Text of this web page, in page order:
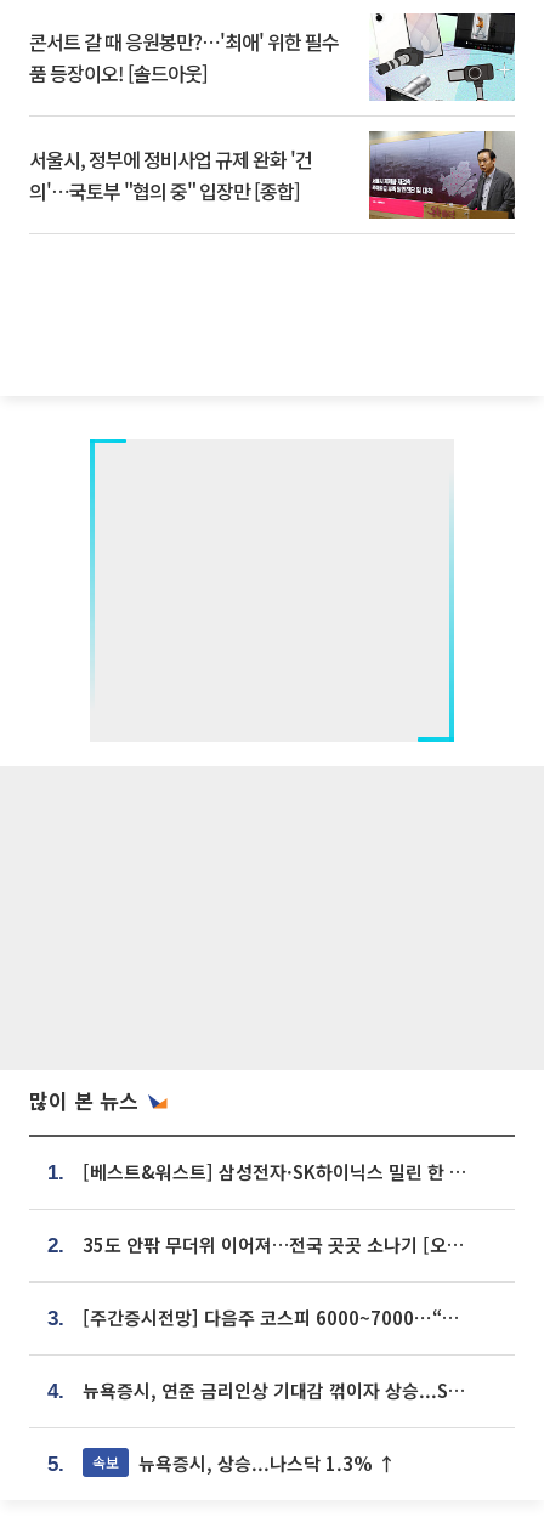
콘서트 갈 때 응원봉만?⋯'최애' 위한 필수
품 등장이오! [솔드아웃]
서울시, 정부에 정비사업 규제 완화 '건
의'⋯국토부 "협의 중" 입장만 [종합]
많이 본 뉴스
1. [베스트&워스트] 삼성전자·SK하이닉스 밀린 한 주…상상인증권은 85% 급등
2. 35도 안팎 무더위 이어져…전국 곳곳 소나기 [오늘 날씨]
3. [주간증시전망] 다음주 코스피 6000~7000⋯“外人 수급은 정책이 변수”
4. 뉴욕증시, 연준 금리인상 기대감 꺾이자 상승...S&P500 사상 최고치 [종합]
5. 속보 뉴욕증시, 상승...나스닥 1.3% ↑